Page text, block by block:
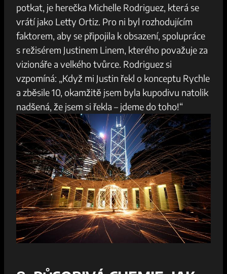
potkat, je⁢ herečka Michelle Rodriguez, ‌která se
vrátí jako Letty Ortiz.⁢ Pro ni byl rozhodujícím
faktorem, aby⁤ se ‍připojila k obsazení, spolupráce
s režisérem⁣ Justinem Linem, kterého považuje za
vizionáře a velkého tvůrce.​ Rodriguez si⁤
vzpomíná: „Když mi Justin řekl o konceptu Rychle
a zběsile 10, okamžitě⁣ jsem byla kupodivu natolik
nadšená, že jsem si ⁤řekla – jdeme do toho!“